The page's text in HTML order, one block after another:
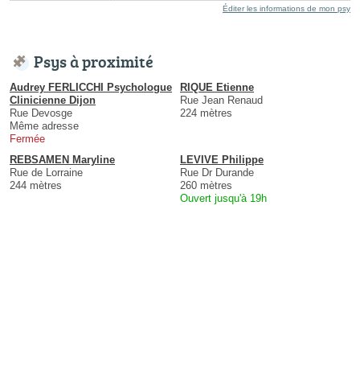
Éditer les informations de mon psy
Psys à proximité
Audrey FERLICCHI Psychologue
Clinicienne Dijon
Rue Devosge
Même adresse
Fermée
RIQUE Etienne
Rue Jean Renaud
224 mètres
REBSAMEN Maryline
Rue de Lorraine
244 mètres
LEVIVE Philippe
Rue Dr Durande
260 mètres
Ouvert jusqu'à 19h